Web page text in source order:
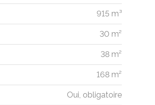
915 m³
30 m²
38 m²
168 m²
Oui, obligatoire